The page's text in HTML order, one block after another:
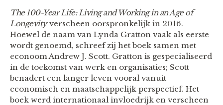
The 100-Year Life: Living and Working in an Age of
Longevityverscheen oorspronkelijk in 2016.
Hoewel de naam van Lynda Gratton vaak als eerste
wordt genoemd, schreef zij het boek samen met
econoom Andrew J. Scott. Gratton is gespecialiseerd
in de toekomst van werk en organisaties; Scott
benadert een langer leven vooral vanuit
economisch en maatschappelijk perspectief. Het
boek werd internationaal invloedrijk en verscheen